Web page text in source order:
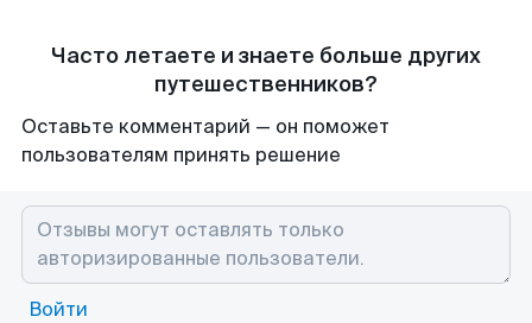
Часто летаете и знаете больше других
путешественников?
Оставьте комментарий — он поможет
пользователям принять решение
Войти